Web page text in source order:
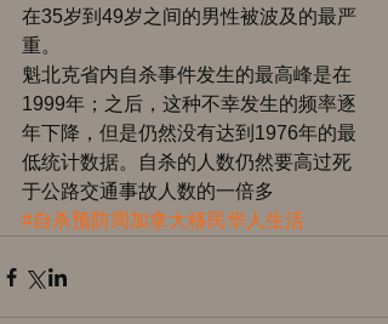
在35岁到49岁之间的男性被波及的最严
重。
魁北克省内自杀事件发生的最高峰是在
1999年；之后，这种不幸发生的频率逐
年下降，但是仍然没有达到1976年的最
低统计数据。自杀的人数仍然要高过死
于公路交通事故人数的一倍多
#自杀预防周加拿大移民华人生活